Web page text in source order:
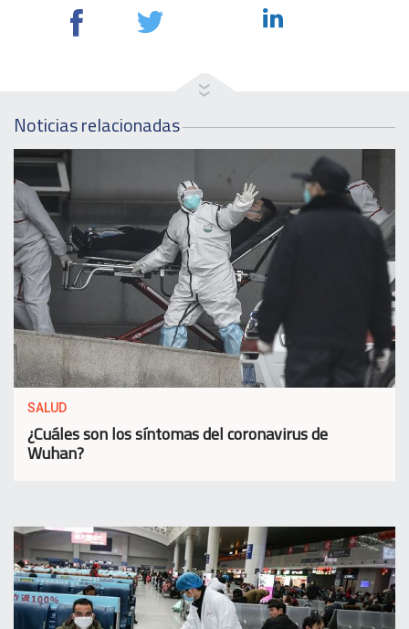
Noticias relacionadas
SALUD
¿Cuáles son los síntomas del coronavirus de
Wuhan?